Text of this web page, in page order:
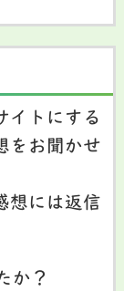
イトにする
をお聞かせ
想には返信
か？